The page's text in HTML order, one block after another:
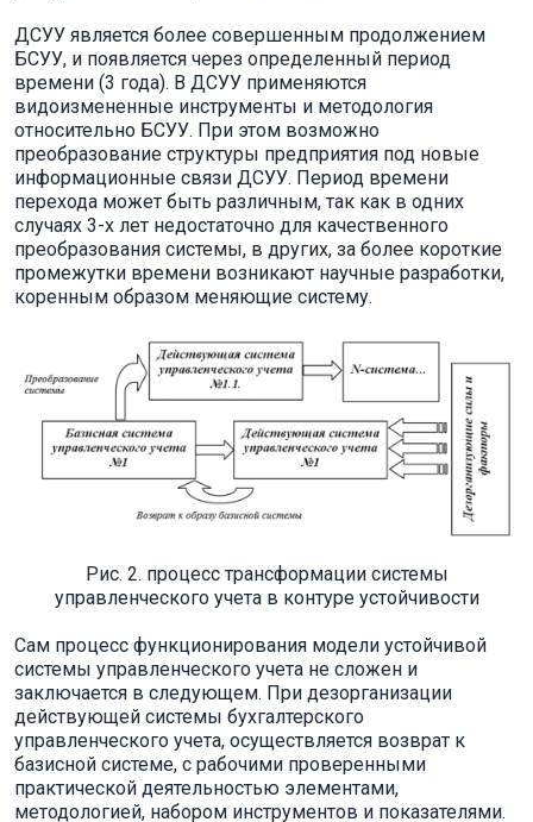
ДСУУ является более совершенным продолжением
БСУУ, и появляется через определенный период
времени (3 года). В ДСУУ применяются
видоизмененные инструменты и методология
относительно БСУУ. При этом возможно
преобразование структуры предприятия под новые
информационные связи ДСУУ. Период времени
перехода может быть различным, так как в одних
случаях 3-х лет недостаточно для качественного
преобразования системы, в других, за более короткие
промежутки времени возникают научные разработки,
коренным образом меняющие систему.
Рис. 2. процесс трансформации системы
управленческого учета в контуре устойчивости
Сам процесс функционирования модели устойчивой
системы управленческого учета не сложен и
заключается в следующем. При дезорганизации
действующей системы бухгалтерского
управленческого учета, осуществляется возврат к
базисной системе, с рабочими проверенными
практической деятельностью элементами,
методологией, набором инструментов и показателями.